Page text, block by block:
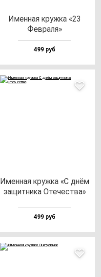
Имен­ная круж­ка «23
Фев­ра­ля»
499 руб
Имен­ная круж­ка «С днём
за­щит­ни­ка Оте­чес­тва»
499 руб